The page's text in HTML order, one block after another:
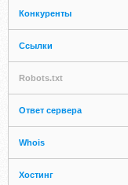
Конкуренты
Ссылки
Robots.txt
Ответ сервера
Whois
Хостинг